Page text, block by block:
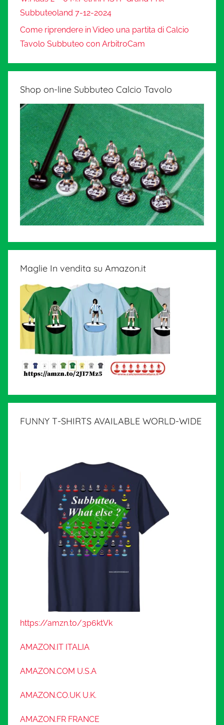
Subbuteoland 7-12-2024
Come riprendere in Video una partita di Calcio
Tavolo Subbuteo con ArbitroCam
Shop on-line Subbuteo Calcio Tavolo
Maglie In vendita su Amazon.it
FUNNY T-SHIRTS AVAILABLE WORLD-WIDE
https://amzn.to/3p6ktVk
AMAZON.IT ITALIA
AMAZON.COM U.S.A
AMAZON.CO.UK U.K.
AMAZON.FR FRANCE